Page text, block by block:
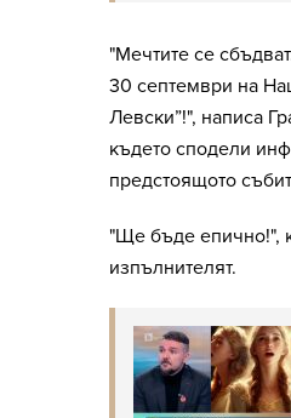
"Мечтите се
30 септември на
Левски”!", написа
където сподели
предстоящото
"Ще бъде епично!",
изпълнителят.